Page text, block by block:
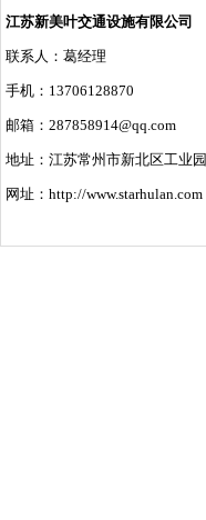
江苏新美叶交通设施有限公司
联系人：葛经理
手机：13706128870
邮箱：287858914@qq.com
地址：江苏常州市新北区工业园
网址：http://www.starhulan.com